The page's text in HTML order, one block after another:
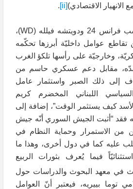
الانهيار الاقتصادي)[ii]
.
في السياق ذاته، وحسب فرانس 24 ودويتشه فيلله (WD)،
تقاطع عوامل داخليّة أبرزها تحكّمه
وخارجيّة على رأسها تلكؤ الغرب
مقابل دعم عسكري حاسم من
إلى ذلك الصبر واستثمار عامل
اللبناني المخضرم كريم
كيف يستثمر الوقت”، إضافة إلى
فقد “أثبت الجيش السوري أنّه جيش
من الاستمرار وحماية النظام في
عليه كما في دول أخرى، وهذا ما
فيما يُعرف بثورات الربيع
في معهد البحوث والدراسات حول
توما بييريه، فيعتبر أنّ العوامل